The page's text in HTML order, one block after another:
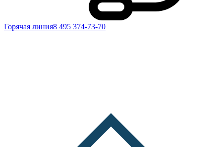
Горячая линия8 495 374-73-70